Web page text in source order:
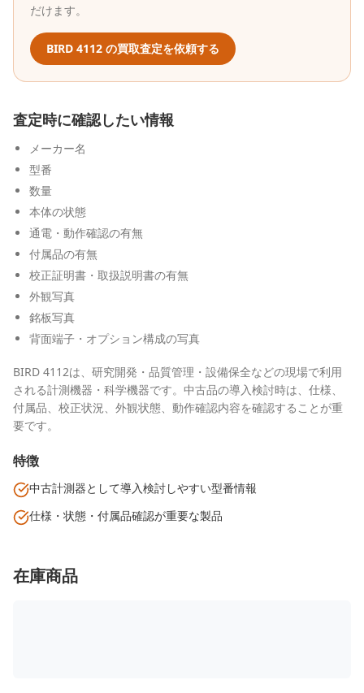
だけます。
BIRD 4112 の買取査定を依頼する
査定時に確認したい情報
メーカー名
型番
数量
本体の状態
通電・動作確認の有無
付属品の有無
校正証明書・取扱説明書の有無
外観写真
銘板写真
背面端子・オプション構成の写真
BIRD 4112は、研究開発・品質管理・設備保全などの現場で利用
される計測機器・科学機器です。中古品の導入検討時は、仕様、
付属品、校正状況、外観状態、動作確認内容を確認することが重
要です。
特徴
中古計測器として導入検討しやすい型番情報
仕様・状態・付属品確認が重要な製品
在庫商品